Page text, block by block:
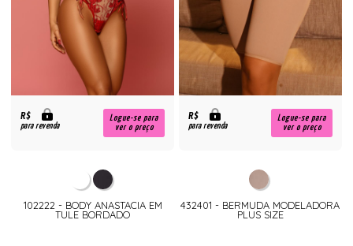
R$
para revenda
Logue-se para
ver o preço
102222 - BODY ANASTACIA EM
TULE BORDADO
R$
para revenda
Logue-se para
ver o preço
432401 - BERMUDA MODELADORA
PLUS SIZE